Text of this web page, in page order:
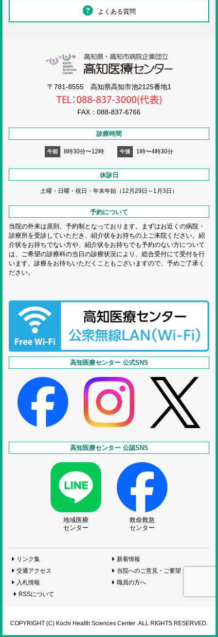
よくある質問
〒781-8555 高知県高知市池2125番地1
TEL：088-837-3000(代表)
FAX：088-837-6766
診療時間
午前 8時30分〜12時 午後 1時〜4時30分
休診日
土曜・日曜・祝日・ 年末年始（12月29日～1月3日）
予約について
当院の外来は原則、予約制となっております。まずはお近くの病院・
診療所を受診していただき、紹介状をお持ちの上ご来院ください。紹
介状をお持ちでない方や、紹介状をお持ちでも予約のない方について
は、ご希望の診療科の当日の診療状況により、総合受付にて受付を行
います。診療をお待ちいただくこともございますので、予めご了承く
ださい。
高知医療センター 公式SNS
高知医療センター 公認SNS
地域医療
センター
救命救急
センター
リンク集
新着情報
交通アクセス
当院へのご意見・ご要望
入札情報
職員の方へ
RSSについて
COPYRIGHT (C) Kochi Health Sciences Center .ALL RIGHTS RESERVED.